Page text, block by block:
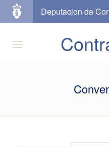
Deputacion da